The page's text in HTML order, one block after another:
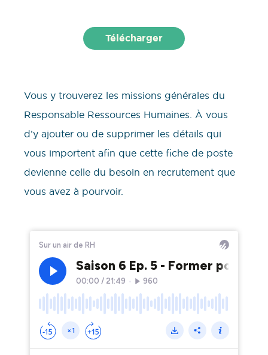
Vous y trouverez les missions générales du
Responsable Ressources Humaines. À vous
d’y ajouter ou de supprimer les détails qui
vous importent afin que cette fiche de poste
devienne celle du besoin en recrutement que
vous avez à pourvoir.